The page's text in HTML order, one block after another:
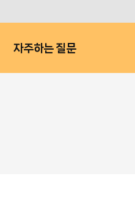
자주하는 질문